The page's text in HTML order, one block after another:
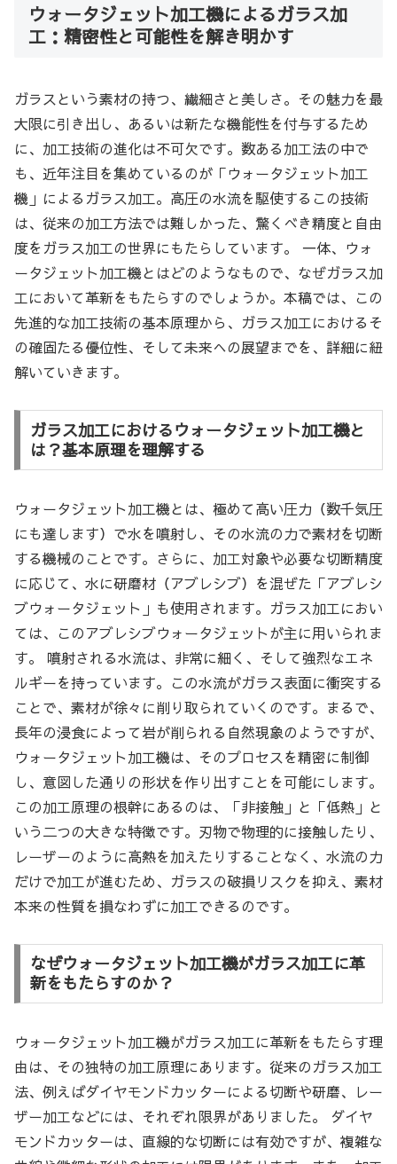
ウォータジェット加工機によるガラス加
工：精密性と可能性を解き明かす
ガラスという素材の持つ、繊細さと美しさ。その魅力を最
大限に引き出し、あるいは新たな機能性を付与するため
に、加工技術の進化は不可欠です。数ある加工法の中で
も、近年注目を集めているのが「ウォータジェット加工
機」によるガラス加工。高圧の水流を駆使するこの技術
は、従来の加工方法では難しかった、驚くべき精度と自由
度をガラス加工の世界にもたらしています。 一体、ウォ
ータジェット加工機とはどのようなもので、なぜガラス加
工において革新をもたらすのでしょうか。本稿では、この
先進的な加工技術の基本原理から、ガラス加工におけるそ
の確固たる優位性、そして未来への展望までを、詳細に紐
解いていきます。
ガラス加工におけるウォータジェット加工機と
は？基本原理を理解する
ウォータジェット加工機とは、極めて高い圧力（数千気圧
にも達します）で水を噴射し、その水流の力で素材を切断
する機械のことです。さらに、加工対象や必要な切断精度
に応じて、水に研磨材（アブレシブ）を混ぜた「アブレシ
ブウォータジェット」も使用されます。ガラス加工におい
ては、このアブレシブウォータジェットが主に用いられま
す。 噴射される水流は、非常に細く、そして強烈なエネ
ルギーを持っています。この水流がガラス表面に衝突する
ことで、素材が徐々に削り取られていくのです。まるで、
長年の浸食によって岩が削られる自然現象のようですが、
ウォータジェット加工機は、そのプロセスを精密に制御
し、意図した通りの形状を作り出すことを可能にします。
この加工原理の根幹にあるのは、「非接触」と「低熱」と
いう二つの大きな特徴です。刃物で物理的に接触したり、
レーザーのように高熱を加えたりすることなく、水流の力
だけで加工が進むため、ガラスの破損リスクを抑え、素材
本来の性質を損なわずに加工できるのです。
なぜウォータジェット加工機がガラス加工に革
新をもたらすのか？
ウォータジェット加工機がガラス加工に革新をもたらす理
由は、その独特の加工原理にあります。従来のガラス加工
法、例えばダイヤモンドカッターによる切断や研磨、レー
ザー加工などには、それぞれ限界がありました。 ダイヤ
モンドカッターは、直線的な切断には有効ですが、複雑な